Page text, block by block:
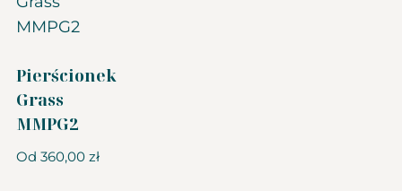
Pierścionek
Grass
MMPG2
Od 360,00 zł